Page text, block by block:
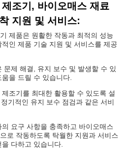
조기, 바이오매스 재료
지원 및 서비스:
제품은 원활한 작동과 최적의 성능
인 제품 기술 지원 및 서비스를 제공
문제 해결, 유지 보수 및 발생할 수 있
을 드릴 수 있습니다.
조기를 최대한 활용할 수 있도록 설
기적인 유지 보수 점검과 같은 서비
요구 사항을 충족하고 바이오매스
로 작동하도록 탁월한 지원과 서비스
다하고 있습니다.